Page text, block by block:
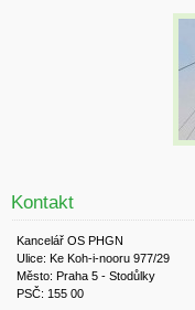
Kontakt
Kancelář OS PHGN
Ulice: Ke Koh-i-nooru 977/29
Město: Praha 5 - Stodůlky
PSČ: 155 00